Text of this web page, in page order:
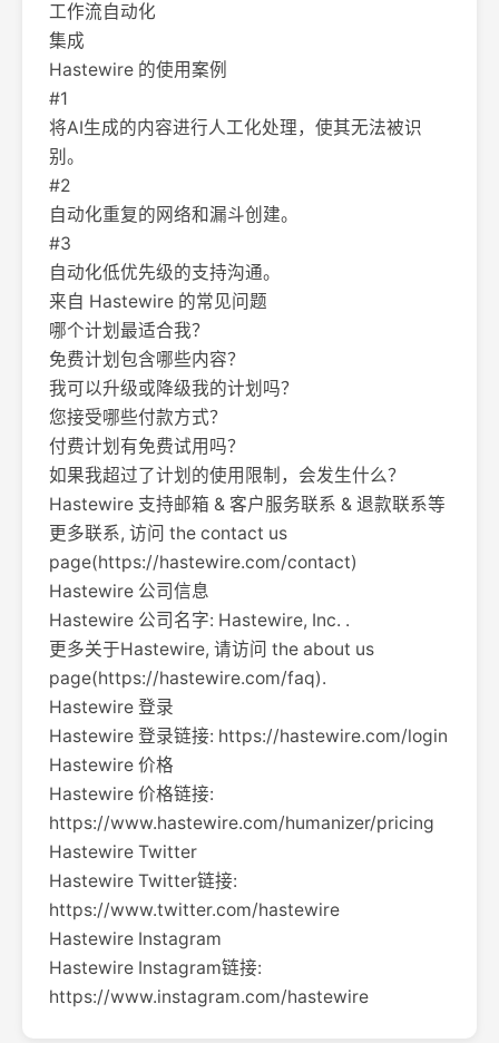
工作流自动化
集成
Hastewire 的使用案例
#1
将AI生成的内容进行人工化处理，使其无法被识
别。
#2
自动化重复的网络和漏斗创建。
#3
自动化低优先级的支持沟通。
来自 Hastewire 的常见问题
哪个计划最适合我？
免费计划包含哪些内容？
我可以升级或降级我的计划吗？
您接受哪些付款方式？
付费计划有免费试用吗？
如果我超过了计划的使用限制，会发生什么？
Hastewire 支持邮箱 & 客户服务联系 & 退款联系等
更多联系, 访问 the contact us
page(https://hastewire.com/contact)
Hastewire 公司信息
Hastewire 公司名字: Hastewire, Inc. .
更多关于Hastewire, 请访问 the about us
page(https://hastewire.com/faq).
Hastewire 登录
Hastewire 登录链接: https://hastewire.com/login
Hastewire 价格
Hastewire 价格链接:
https://www.hastewire.com/humanizer/pricing
Hastewire Twitter
Hastewire Twitter链接:
https://www.twitter.com/hastewire
Hastewire Instagram
Hastewire Instagram链接:
https://www.instagram.com/hastewire